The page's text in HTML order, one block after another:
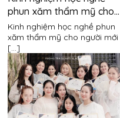
phun xăm thẩm mỹ cho
người mới bắt đầu
Kinh nghiệm học nghề phun
xăm thẩm mỹ cho người mới
[...]